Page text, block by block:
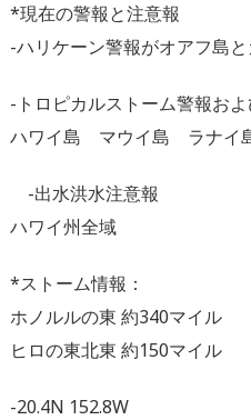
*現在の警報と注意報
-ハリケーン警報がオアフ島
-トロピカルストーム警報お
ハワイ島 マウイ島 ラナイ
-出水洪水注意報
ハワイ州全域
*ストーム情報：
ホノルルの東 約340マイル
ヒロの東北東 約150マイル
-20.4N 152.8W